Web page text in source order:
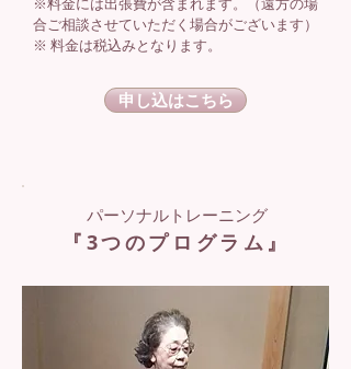
合ご相談させていただく場合がございます）
※ 料金は税込みとなります。
申し込はこちら
パーソナルトレーニング
『3つのプログラム』